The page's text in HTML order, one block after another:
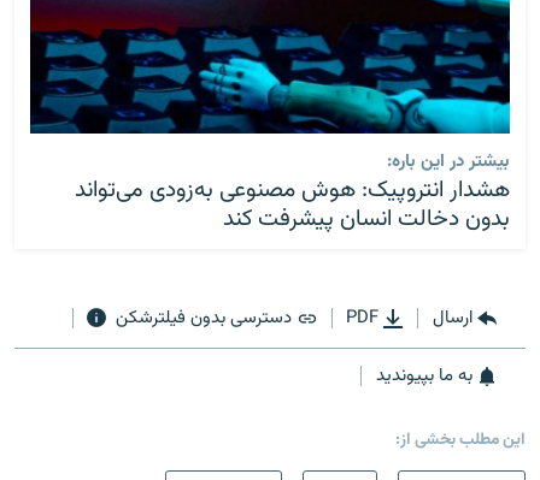
بیشتر در این باره:
هشدار انتروپیک: هوش مصنوعی به‌زودی می‌تواند
بدون دخالت انسان پیشرفت کند
ارسال PDF دسترسی بدون فیلترشکن
به ما بپیوندید
این مطلب بخشی از: